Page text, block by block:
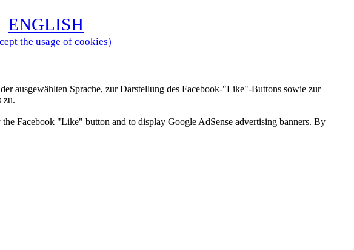
ENGLISH
the usage of cookies)
ausgewählten Sprache, zur Darstellung des Facebook-"Like"-Buttons sowie zur
zu.
Facebook "Like" button and to display Google AdSense advertising banners. By